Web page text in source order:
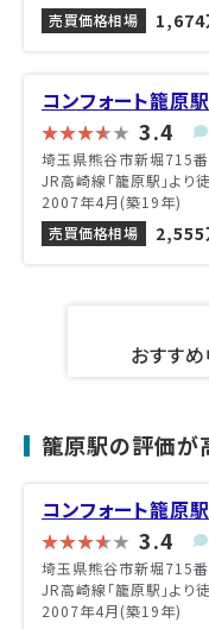
売買価格相場
1,674
コンフォート籠原
3.4
埼玉県熊谷市新堀715
JR高崎線「籠原駅」より
2007年4月(築19年)
売買価格相場
2,555
おすす
籠原駅の評価が
コンフォート籠原
3.4
埼玉県熊谷市新堀715
JR高崎線「籠原駅」より
2007年4月(築19年)